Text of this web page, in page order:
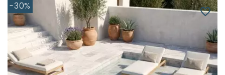
favorite_border
-30%